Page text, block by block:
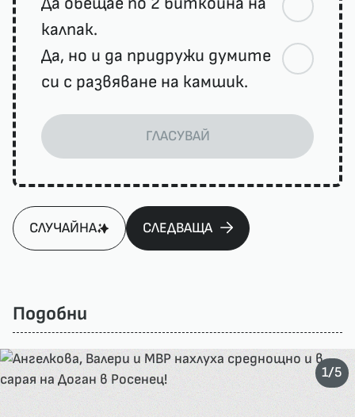
калпак.
Да, но и да придружи думите
си с развяване на камшик.
ГЛАСУВАЙ
СЛУЧАЙНА СЛЕДВАЩА
Подобни
1/5